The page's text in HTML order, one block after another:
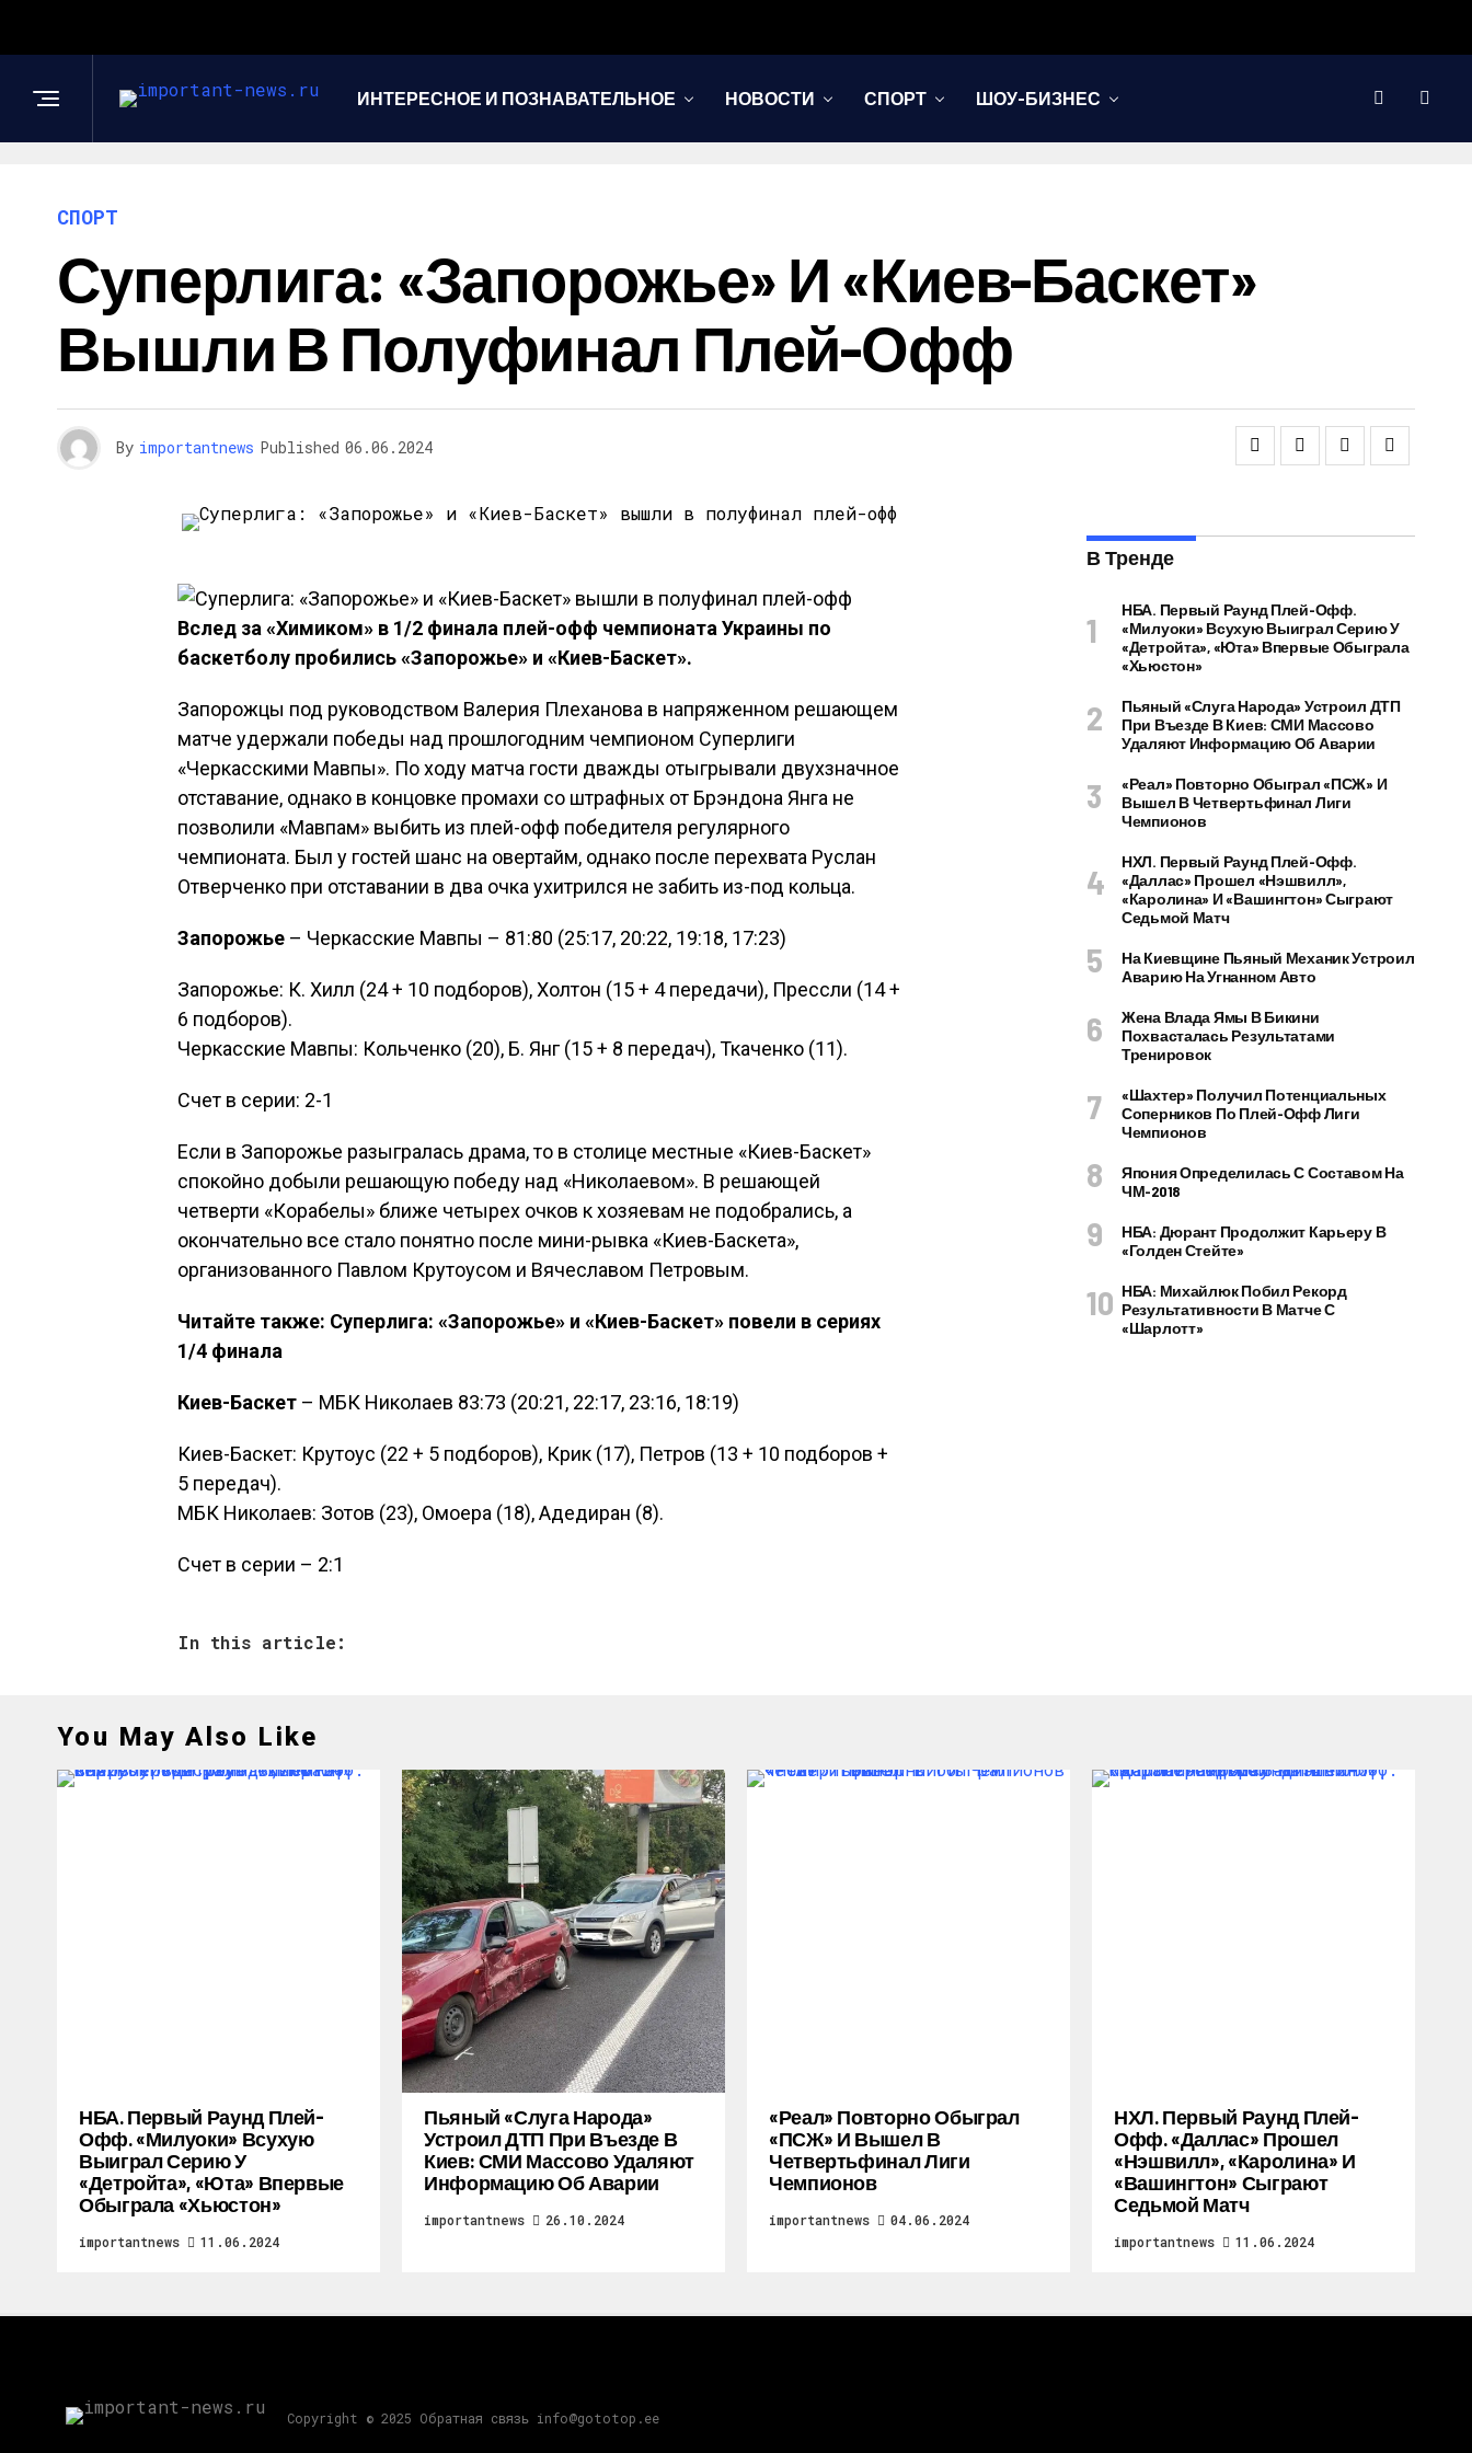
ИНТЕРЕСНОЕ И ПОЗНАВАТЕЛЬНОЕ НОВОСТИ СПОРТ ШОУ-БИЗНЕС
СПОРТ
Суперлига: «Запорожье» И «Киев-Баскет»
Вышли В Полуфинал Плей-Офф
By importantnews Published 06.06.2024
Вслед за «Химиком» в 1/2 финала плей-офф чемпионата Украины по
баскетболу пробились «Запорожье» и «Киев-Баскет».
Запорожцы под руководством Валерия Плеханова в напряженном решающем
матче удержали победы над прошлогодним чемпионом Суперлиги
«Черкасскими Мавпы». По ходу матча гости дважды отыгрывали двухзначное
отставание, однако в концовке промахи со штрафных от Брэндона Янга не
позволили «Мавпам» выбить из плей-офф победителя регулярного
чемпионата. Был у гостей шанс на овертайм, однако после перехвата Руслан
Отверченко при отставании в два очка ухитрился не забить из-под кольца.
Запорожье – Черкасские Мавпы – 81:80 (25:17, 20:22, 19:18, 17:23)
Запорожье: К. Хилл (24 + 10 подборов), Холтон (15 + 4 передачи), Прессли (14 +
6 подборов).
Черкасские Мавпы: Кольченко (20), Б. Янг (15 + 8 передач), Ткаченко (11).
Счет в серии: 2-1
Если в Запорожье разыгралась драма, то в столице местные «Киев-Баскет»
спокойно добыли решающую победу над «Николаевом». В решающей
четверти «Корабелы» ближе четырех очков к хозяевам не подобрались, а
окончательно все стало понятно после мини-рывка «Киев-Баскета»,
организованного Павлом Крутоусом и Вячеславом Петровым.
Читайте также: Суперлига: «Запорожье» и «Киев-Баскет» повели в сериях
1/4 финала
Киев-Баскет – МБК Николаев 83:73 (20:21, 22:17, 23:16, 18:19)
Киев-Баскет: Крутоус (22 + 5 подборов), Крик (17), Петров (13 + 10 подборов +
5 передач).
МБК Николаев: Зотов (23), Омоера (18), Адедиран (8).
Счет в серии – 2:1
In this article:
В Тренде
НБА. Первый Раунд Плей-Офф.
«Милуоки» Всухую Выиграл Серию У
«Детройта», «Юта» Впервые Обыграла
«Хьюстон»
Пьяный «слуга Народа» Устроил ДТП
При Въезде В Киев: СМИ Массово
Удаляют Информацию Об Аварии
«Реал» Повторно Обыграл «ПСЖ» И
Вышел В Четвертьфинал Лиги
Чемпионов
НХЛ. Первый Раунд Плей-Офф.
«Даллас» Прошел «Нэшвилл»,
«Каролина» И «Вашингтон» Сыграют
Седьмой Матч
На Киевщине Пьяный Механик Устроил
Аварию На Угнанном Авто
Жена Влада Ямы В Бикини
Похвасталась Результатами
Тренировок
«Шахтер» Получил Потенциальных
Соперников По Плей-Офф Лиги
Чемпионов
Япония Определилась С Составом На
ЧМ-2018
НБА: Дюрант Продолжит Карьеру В
«Голден Стейте»
НБА: Михайлюк Побил Рекорд
Результативности В Матче С
«Шарлотт»
You May Also Like
НБА. Первый Раунд Плей-
Офф. «Милуоки» Всухую
Выиграл Серию У
«Детройта», «Юта» Впервые
Обыграла «Хьюстон»
importantnews 11.06.2024
Пьяный «слуга Народа»
Устроил ДТП При Въезде В
Киев: СМИ Массово Удаляют
Информацию Об Аварии
importantnews 26.10.2024
«Реал» Повторно Обыграл
«ПСЖ» И Вышел В
Четвертьфинал Лиги
Чемпионов
importantnews 04.06.2024
НХЛ. Первый Раунд Плей-
Офф. «Даллас» Прошел
«Нэшвилл», «Каролина» И
«Вашингтон» Сыграют
Седьмой Матч
importantnews 11.06.2024
Copyright © 2025 Обратная связь info@gototop.ee